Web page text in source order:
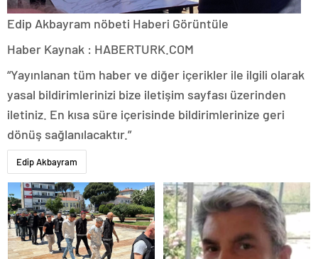
Edip Akbayram nöbeti Haberi Görüntüle
Haber Kaynak : HABERTURK.COM
“Yayınlanan tüm haber ve diğer içerikler ile ilgili olarak
yasal bildirimlerinizi bize iletişim sayfası üzerinden
iletiniz. En kısa süre içerisinde bildirimlerinize geri
dönüş sağlanılacaktır.”
Edip Akbayram